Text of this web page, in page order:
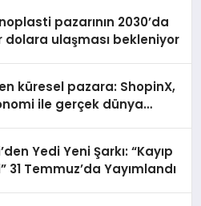
pazarının 2030’da
dolara ulaşması bekleniyor
küresel pazara: ShopinX,
ile gerçek dünya
Yedi Yeni Şarkı: “Kayıp
31 Temmuz’da Yayımlandı